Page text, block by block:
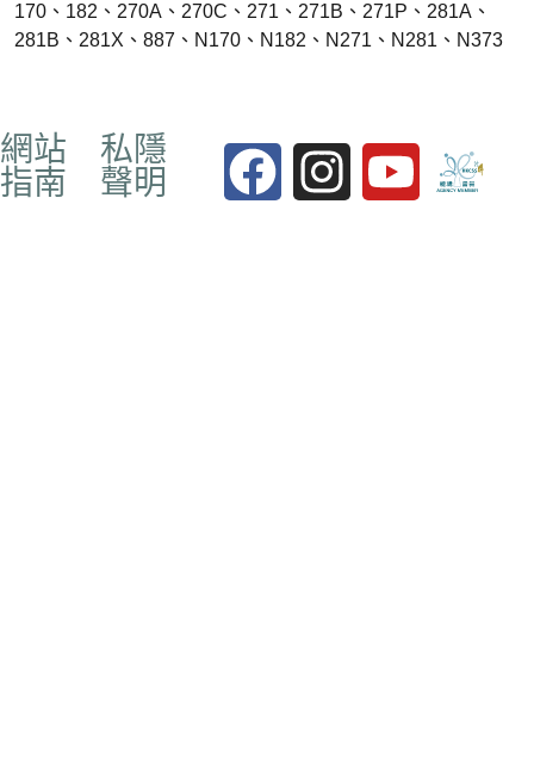
網站
指南
私隱
聲明
170、182、270A、270C、271、271B、271P、281A、
281B、281X、887、N170、N182、N271、N281、N373